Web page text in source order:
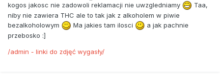
kogos jakosc nie zadowoli reklamacji nie uwzgledniamy
Taa,
niby nie zawiera THC ale to tak jak z alkoholem w piwie
bezalkoholowym
Ma jakies tam ilosci
a jak pachnie
przebosko :]
/admin - linki do zdjęć wygasły/